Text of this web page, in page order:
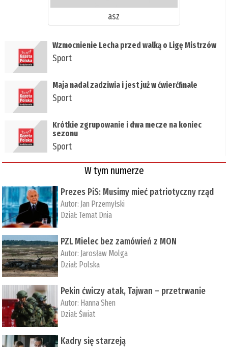
asz
Wzmocnienie Lecha przed walką o Ligę Mistrzów
Sport
Maja nadal zadziwia i jest już w ćwierćfinale
Sport
Krótkie zgrupowanie i dwa mecze na koniec
sezonu
Sport
W tym numerze
Prezes PiS: Musimy mieć patriotyczny rząd
Autor: Jan Przemyłski
Dział:Temat Dnia
PZL Mielec bez zamówień z MON
Autor: Jarosław Molga
Dział: Polska
Pekin ćwiczy atak, Tajwan – przetrwanie
Autor: ­Hanna Shen
Dział:Świat
Kadry się starzeją